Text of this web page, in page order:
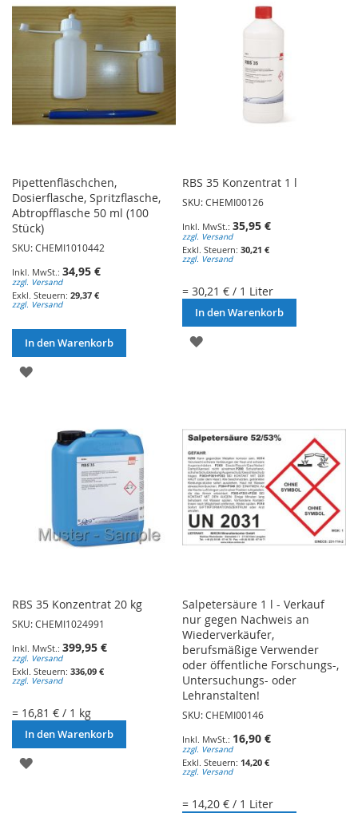
HINZUFÜGEN
Pipettenfläschchen,
Dosierflasche, Spritzflasche,
Abtropfflasche 50 ml (100
Stück)
SKU: CHEMI1010442
34,95 €
zzgl. Versand
29,37 €
zzgl. Versand
In den Warenkorb
ZUR
HINZUFÜGEN
RBS 35 Konzentrat 1 l
SKU: CHEMI00126
35,95 €
zzgl. Versand
30,21 €
zzgl. Versand
= 30,21 € / 1 Liter
In den Warenkorb
ZUR
RBS 35 Konzentrat 20 kg
SKU: CHEMI1024991
399,95 €
zzgl. Versand
336,09 €
zzgl. Versand
= 16,81 € / 1 kg
In den Warenkorb
ZUR
Salpetersäure 1 l - Verkauf
nur gegen Nachweis an
Wiederverkäufer,
berufsmäßige Verwender
oder öffentliche Forschungs-,
Untersuchungs- oder
Lehranstalten!
SKU: CHEMI00146
16,90 €
zzgl. Versand
14,20 €
zzgl. Versand
= 14,20 € / 1 Liter